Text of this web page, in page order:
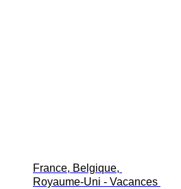
France, Belgique,
Royaume-Uni - Vacances